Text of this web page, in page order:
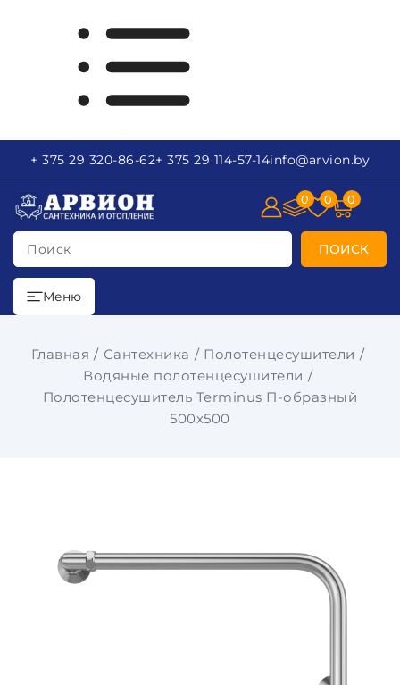
+ 375 29 320-86-62+ 375 29 114-57-14info@arvion.by
Поиск ПОИСК
0 0 0
Меню
Главная Сантехника
Полотенцесушители
Водяные полотенцесушители
Полотенцесушитель Terminus П-образный
500х500